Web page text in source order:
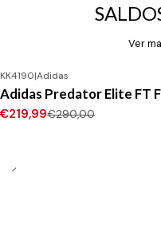
Ver
-24%DESCONTO
Novo
KK4190|Adidas
Adidas Predator Elite FT
€219,99€290,00